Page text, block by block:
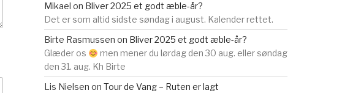
Mikael on Bliver 2025 et godt æble-år?
Det er som altid sidste søndag i august. Kalender rettet.
Birte Rasmussen on Bliver 2025 et godt æble-år?
Glæder os
men mener du lørdag den 30 aug. eller søndag
den 31. aug. Kh Birte
Lis Nielsen on Tour de Vang – Ruten er lagt